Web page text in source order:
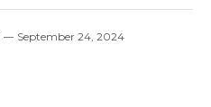
September 24, 2024